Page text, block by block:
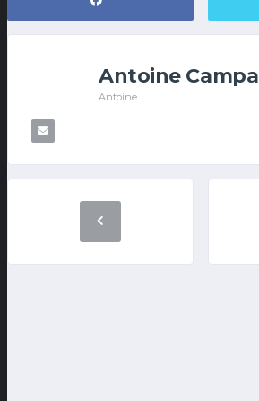
Antoine Campa
Antoine